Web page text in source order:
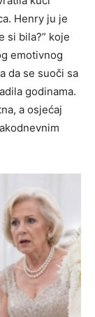
Henry ju je
si bila?” koje
emotivnog
da se suoči sa
godinama.
a osjećaj